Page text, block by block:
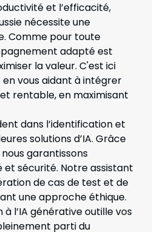
et l’efficacité,
nécessite une
Comme pour toute
adapté est
la valeur. C'est ici
vous aidant à intégrer
rentable, en maximisant
dans l’identification et
solutions d’IA. Grâce
garantissons
sécurité. Notre assistant
de cas de test et de
une approche éthique.
l’IA générative outille vos
parti du